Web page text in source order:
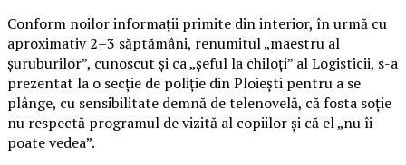
Conform noilor informații primite din interior, în urmă cu
aproximativ 2–3 săptămâni, renumitul „maestru al
șuruburilor”, cunoscut și ca „șeful la chiloți” al Logisticii, s-a
prezentat la o secție de poliție din Ploiești pentru a se
plânge, cu sensibilitate demnă de telenovelă, că fosta soție
nu respectă programul de vizită al copiilor și că el „nu îi
poate vedea”.